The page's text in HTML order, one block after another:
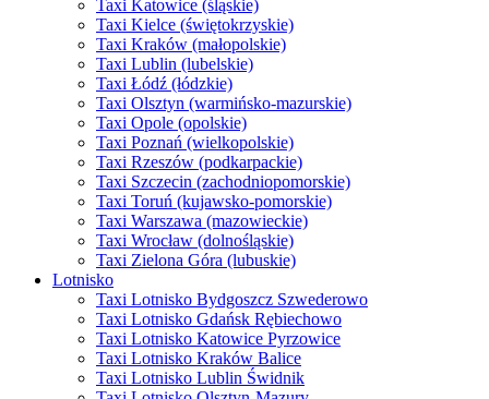
Taxi Katowice (śląskie)
Taxi Kielce (świętokrzyskie)
Taxi Kraków (małopolskie)
Taxi Lublin (lubelskie)
Taxi Łódź (łódzkie)
Taxi Olsztyn (warmińsko-mazurskie)
Taxi Opole (opolskie)
Taxi Poznań (wielkopolskie)
Taxi Rzeszów (podkarpackie)
Taxi Szczecin (zachodniopomorskie)
Taxi Toruń (kujawsko-pomorskie)
Taxi Warszawa (mazowieckie)
Taxi Wrocław (dolnośląskie)
Taxi Zielona Góra (lubuskie)
Lotnisko
Taxi Lotnisko Bydgoszcz Szwederowo
Taxi Lotnisko Gdańsk Rębiechowo
Taxi Lotnisko Katowice Pyrzowice
Taxi Lotnisko Kraków Balice
Taxi Lotnisko Lublin Świdnik